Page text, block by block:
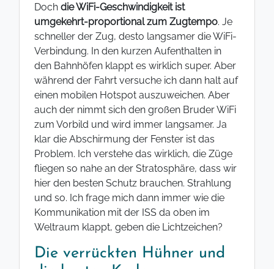
Doch die WiFi-Geschwindigkeit ist
umgekehrt-proportional zum Zugtempo. Je
schneller der Zug, desto langsamer die WiFi-
Verbindung. In den kurzen Aufenthalten in
den Bahnhöfen klappt es wirklich super. Aber
während der Fahrt versuche ich dann halt auf
einen mobilen Hotspot auszuweichen. Aber
auch der nimmt sich den großen Bruder WiFi
zum Vorbild und wird immer langsamer. Ja
klar die Abschirmung der Fenster ist das
Problem. Ich verstehe das wirklich, die Züge
fliegen so nahe an der Stratosphäre, dass wir
hier den besten Schutz brauchen. Strahlung
und so. Ich frage mich dann immer wie die
Kommunikation mit der ISS da oben im
Weltraum klappt, geben die Lichtzeichen?
Die verrückten Hühner und